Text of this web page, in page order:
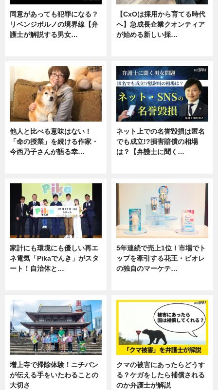
同意があっても犯罪になる？
リベンジポルノの境界線【弁
護士が解説する男女…
【CxOは採用から育てる時代
へ】急成長企業クオンティア
が始める新しい採…
他人と比べる意味はない！
「命の授業」を続ける作家・
今西乃子さんが語る幸…
ネット上での名誉毀損は匿名
でも成立!?損害賠償の相場
は？【弁護士に聞く…
家計にも環境にも優しい再エ
ネ電気「Pikaでんき」がスタ
ート！自治体と…
5年連続で売上1位！市場でト
ップを牽引する花王・ビオレ
の独自のマーケテ…
増上寺で掃除体験！ニチバン
が伝える手をいたわることの
大切さ
クマの被害にあったらどうす
る？ケガをしたら補償される
のか弁護士が解説